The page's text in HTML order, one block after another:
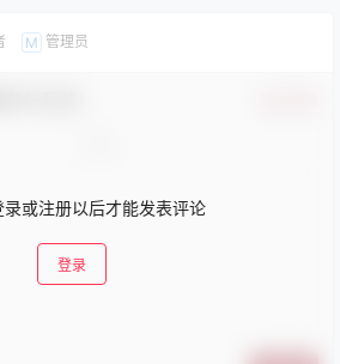
M 管理员
录或注册以后才能发表评论
登录